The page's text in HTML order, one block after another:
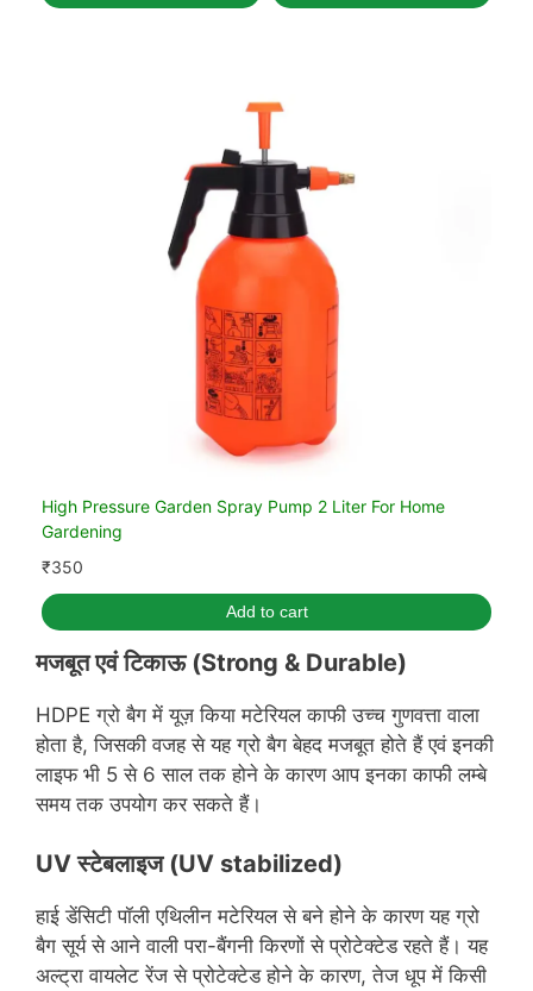
High Pressure Garden Spray Pump 2 Liter For Home
Gardening
₹350
Add to cart
मजबूत एवं टिकाऊ (Strong & Durable)
HDPE ग्रो बैग में यूज़ किया मटेरियल काफी उच्च गुणवत्ता वाला
होता है, जिसकी वजह से यह ग्रो बैग बेहद मजबूत होते हैं एवं इनकी
लाइफ भी 5 से 6 साल तक होने के कारण आप इनका काफी लम्बे
समय तक उपयोग कर सकते हैं।
UV स्टेबलाइज (UV stabilized)
हाई डेंसिटी पॉली एथिलीन मटेरियल से बने होने के कारण यह ग्रो
बैग सूर्य से आने वाली परा-बैंगनी किरणों से प्रोटेक्टेड रहते हैं। यह
अल्ट्रा वायलेट रेंज से प्रोटेक्टेड होने के कारण, तेज धूप में किसी